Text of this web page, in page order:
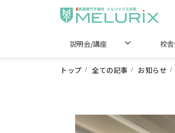
説明会/講座 校
トップ 全ての記事 お知らせ